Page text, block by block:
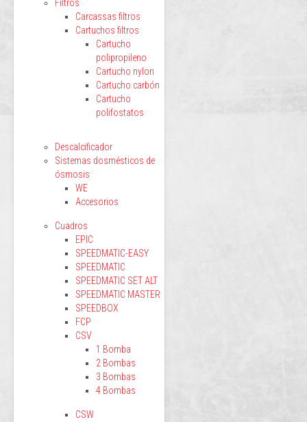
Filtros
Carcassas filtros
Cartuchos filtros
Cartucho
polipropileno
Cartucho nylon
Cartucho carbón
Cartucho
polifostatos
Descalcificador
Sistemas dosmésticos de
ósmosis
WE
Accesorios
Cuadros
EPIC
SPEEDMATIC-EASY
SPEEDMATIC
SPEEDMATIC SET ALT
SPEEDMATIC MASTER
SPEEDBOX
FCP
CSV
1 Bomba
2 Bombas
3 Bombas
4 Bombas
CSW